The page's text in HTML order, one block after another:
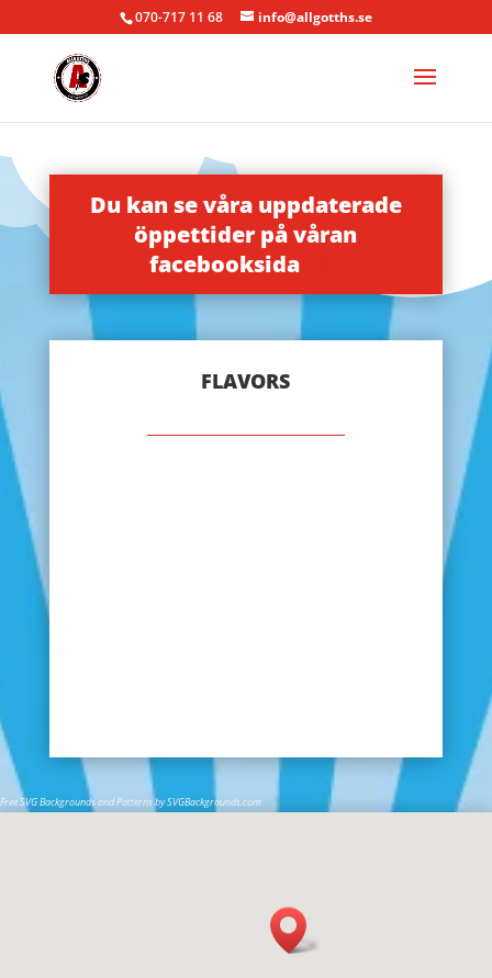
070-717 11 68 info@allgotths.se
Du kan se våra uppdaterade
öppettider på våran
facebooksida
FLAVORS
Free SVG Backgrounds and Patterns by SVGBackgrounds.com